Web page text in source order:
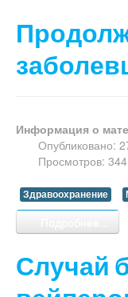
Информация о
Опубликовано:
Просмотров: 344
Здравоохранение
Случай